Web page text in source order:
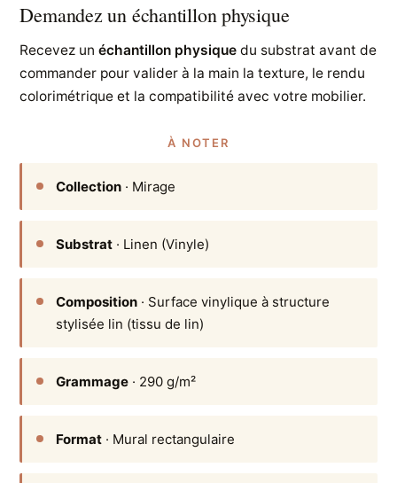
Demandez un échantillon physique
Recevez unéchantillon physique du substrat avant de
commander pour valider à la main la texture, le rendu
colorimétrique et la compatibilité avec votre mobilier.
À NOTER
Collection · Mirage
Substrat · Linen (Vinyle)
Composition · Surface vinylique à structure
stylisée lin (tissu de lin)
Grammage · 290 g/m²
Format · Mural rectangulaire